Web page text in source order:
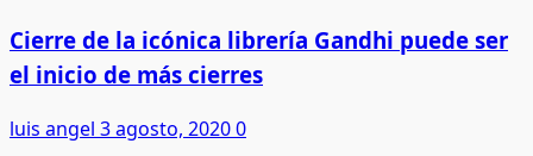
Cierre de la icónica librería Gandhi puede ser
el inicio de más cierres
luis angel 3 agosto, 20200